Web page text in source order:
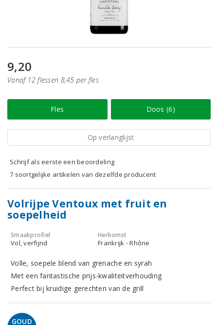
9,20
Vanaf 12 flessen 8,45 per fles
Fles Doos (6)
Op verlanglijst
Schrijf als eerste een beoordeling
7 soortgelijke artikelen van dezelfde producent
Volrijpe Ventoux met fruit en
soepelheid
Smaakprofiel
Vol, verfijnd
Herkomst
Frankrijk - Rhône
Volle, soepele blend van grenache en syrah
Met een fantastische prijs-kwaliteitverhouding
Perfect bij kruidige gerechten van de grill
GOUD